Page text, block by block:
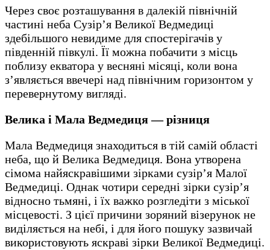
Через своє розташування в далекій північній
частині неба Сузір’я Великої Ведмедиці
здебільшого невидиме для спостерігачів у
південній півкулі. Її можна побачити з місць
поблизу екватора у весняні місяці, коли вона
з’являється ввечері над північним горизонтом у
перевернутому вигляді.
Велика і Мала Ведмедиця — різниця
Мала Ведмедиця знаходиться в тій самій області
неба, що й Велика Ведмедиця. Вона утворена
сімома найяскравішими зірками сузір’я Малої
Ведмедиці. Однак чотири середні зірки сузір’я
відносно тьмяні, і їх важко розгледіти з міської
місцевості. З цієї причини зоряний візерунок не
виділяється на небі, і для його пошуку зазвичай
використовують яскраві зірки Великої Ведмедиці.